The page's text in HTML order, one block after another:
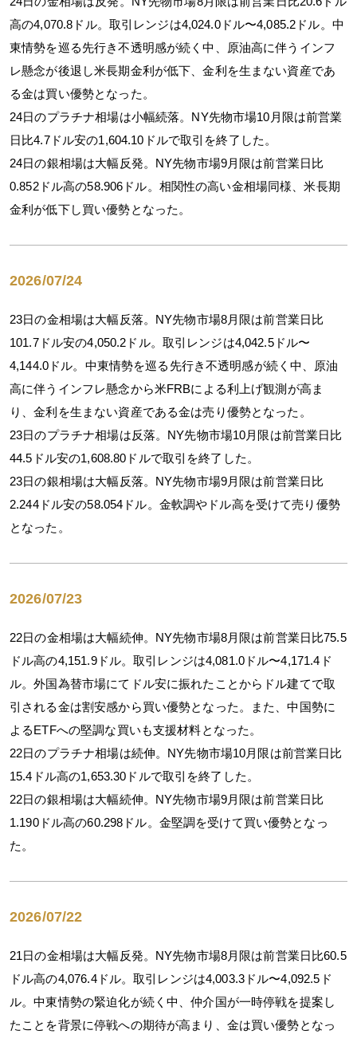
高の4,070.8ドル。取引レンジは4,024.0ドル〜4,085.2ドル。中
東情勢を巡る先行き不透明感が続く中、原油高に伴うインフ
レ懸念が後退し米長期金利が低下、金利を生まない資産であ
る金は買い優勢となった。
24日のプラチナ相場は小幅続落。NY先物市場10月限は前営業
日比4.7ドル安の1,604.10ドルで取引を終了した。
24日の銀相場は大幅反発。NY先物市場9月限は前営業日比
0.852ドル高の58.906ドル。相関性の高い金相場同様、米長期
金利が低下し買い優勢となった。
2026/07/24
23日の金相場は大幅反落。NY先物市場8月限は前営業日比
101.7ドル安の4,050.2ドル。取引レンジは4,042.5ドル〜
4,144.0ドル。中東情勢を巡る先行き不透明感が続く中、原油
高に伴うインフレ懸念から米FRBによる利上げ観測が高ま
り、金利を生まない資産である金は売り優勢となった。
23日のプラチナ相場は反落。NY先物市場10月限は前営業日比
44.5ドル安の1,608.80ドルで取引を終了した。
23日の銀相場は大幅反落。NY先物市場9月限は前営業日比
2.244ドル安の58.054ドル。金軟調やドル高を受けて売り優勢
となった。
2026/07/23
22日の金相場は大幅続伸。NY先物市場8月限は前営業日比75.5
ドル高の4,151.9ドル。取引レンジは4,081.0ドル〜4,171.4ド
ル。外国為替市場にてドル安に振れたことからドル建てで取
引される金は割安感から買い優勢となった。また、中国勢に
よるETFへの堅調な買いも支援材料となった。
22日のプラチナ相場は続伸。NY先物市場10月限は前営業日比
15.4ドル高の1,653.30ドルで取引を終了した。
22日の銀相場は大幅続伸。NY先物市場9月限は前営業日比
1.190ドル高の60.298ドル。金堅調を受けて買い優勢となっ
た。
2026/07/22
21日の金相場は大幅反発。NY先物市場8月限は前営業日比60.5
ドル高の4,076.4ドル。取引レンジは4,003.3ドル〜4,092.5ド
ル。中東情勢の緊迫化が続く中、仲介国が一時停戦を提案し
たことを背景に停戦への期待が高まり、金は買い優勢となっ